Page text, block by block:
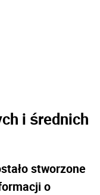
i średnich
stworzone
o